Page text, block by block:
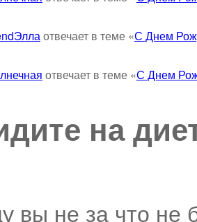
отвечает в теме «С Днем
отвечает в теме «С Днем
на
вы не за что не